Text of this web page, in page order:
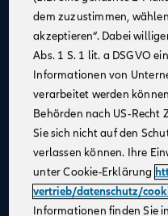
1.620 €
Zusätzliche
Weihnachtsgeld
Monetäre Vorteile:
40 €/Monat
Übernahme
Urlaubsanspruch : 30
Mitarbeiterrabatte:
Produkte
Praxisnahe
dem zuzustimmen,
akzeptieren“. Dabei
Abs. 1 S. 1 lit. a DSGVO
Informationen von
verarbeitet werden
Behörden nach US-Recht
Sie sich nicht auf den
verlassen können. Ihre
unter Cookie-Erklärung
vertrieb/datenschutz/
Informationen finden Sie